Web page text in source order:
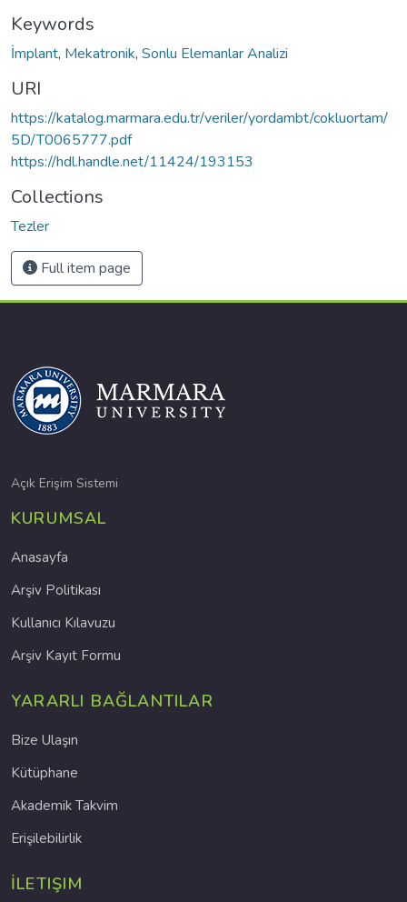
Keywords
İmplant, Mekatronik, Sonlu Elemanlar Analizi
URI
https://katalog.marmara.edu.tr/veriler/yordambt/cokluortam/
5D/T0065777.pdf
https://hdl.handle.net/11424/193153
Collections
Tezler
Full item page
Açık Erişim Sistemi
KURUMSAL
Anasayfa
Arşiv Politikası
Kullanıcı Kılavuzu
Arşiv Kayıt Formu
YARARLI BAĞLANTILAR
Bize Ulaşın
Kütüphane
Akademik Takvim
Erişilebilirlik
İLETIŞIM